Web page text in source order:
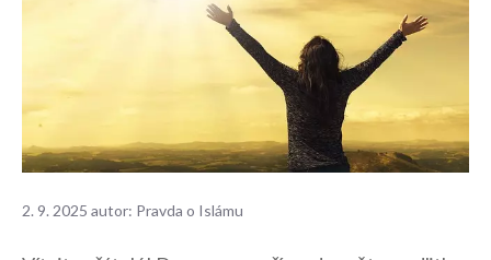
2. 9. 2025 autor: Pravda o Islámu